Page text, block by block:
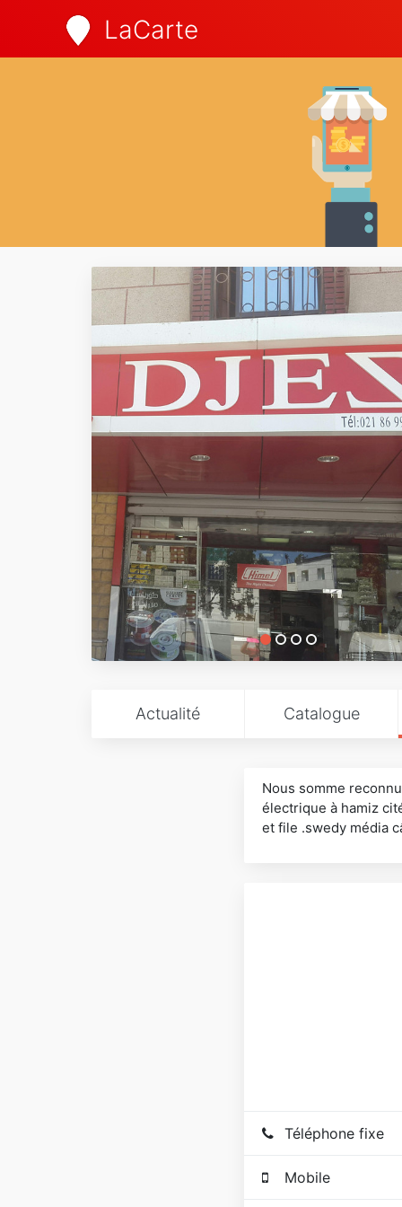
LaCarte
Actualité Catalogue
Nous somme
électrique à hamiz
et file .swedy média
Téléphone fixe
Mobile